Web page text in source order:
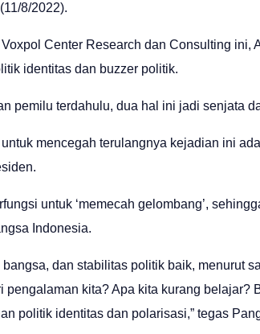
8/2022).
Center Research dan Consulting
identitas dan buzzer politik.
pemilu terdahulu, dua hal ini jadi senjata
mencegah terulangnya kejadian ini
untuk ‘memecah gelombang’,
Indonesia.
bangsa, dan stabilitas politik baik, menurut
pengalaman kita? Apa kita kurang belajar?
politik identitas dan polarisasi,” tegas